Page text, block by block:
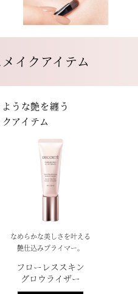
イクアイテム
うな艶を纏う
アイテム
なめらかな美しさを叶える
艶仕込みプライマー。
フローレススキン
グロウライザー